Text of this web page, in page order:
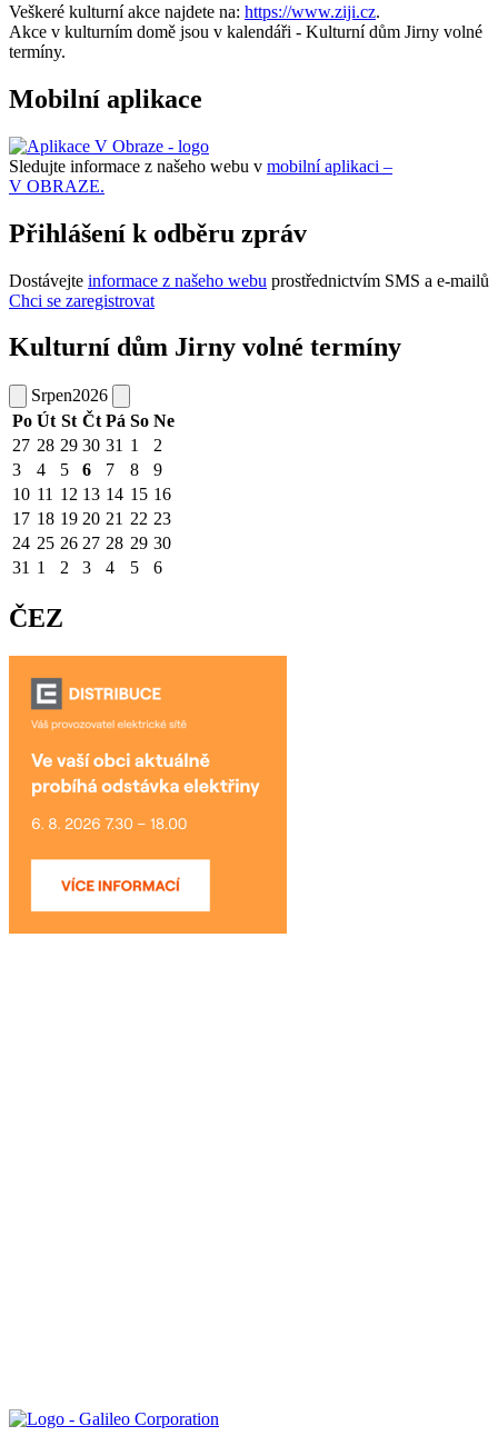
Veškeré kulturní akce najdete na: https://www.ziji.cz.
Akce v kulturním domě jsou v kalendáři - Kulturní dům Jirny volné
termíny.
Mobilní aplikace
Sledujte informace z našeho webu v mobilní aplikaci –
V OBRAZE.
Přihlášení k odběru zpráv
Dostávejte informace z našeho webu prostřednictvím SMS a e-mailů
Chci se zaregistrovat
Kulturní dům Jirny volné termíny
Srpen2026
Po Út St Čt Pá So Ne
27 28 29 30 31 1
2
3
4 5 6 7 8
9
10 11 12 13 14 15 16
17 18 19 20 21 22 23
24 25 26 27 28 29 30
31 1 2 3 4 5 6
ČEZ